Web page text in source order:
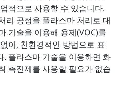
적으로 사용할 수 있습니다.
리 공정을 플라스마 처리로 대
기술을 이용해 용제(VOC)를
이, 친환경적인 방법으로 표
. 플라스마 기술을 이용하면 화
촉진제를 사용할 필요가 없습